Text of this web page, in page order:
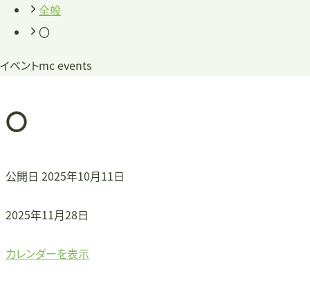
イベントmc events
全般
〇
〇
公開日 2025年10月11日
〇
2025年11月28日
カレンダーを表示